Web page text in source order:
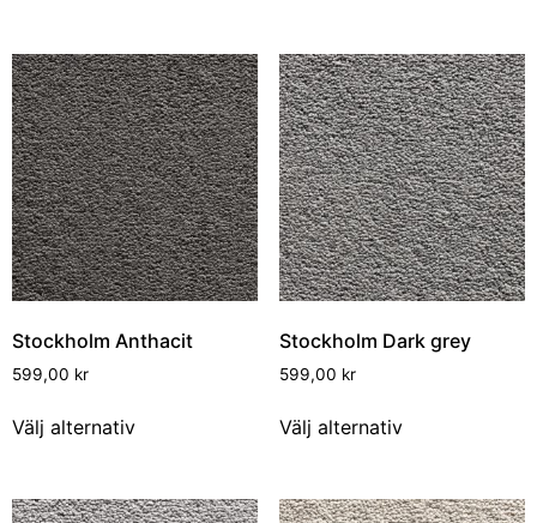
Stockholm Anthacit
599,00 kr
Välj alternativ
Stockholm Dark grey
599,00 kr
Välj alternativ